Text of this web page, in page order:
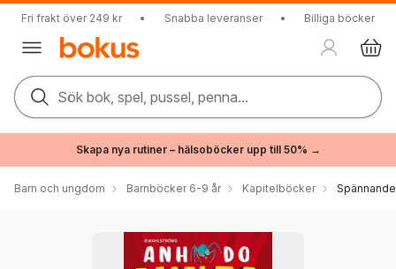
Fri frakt över 249 kr • Snabba leveranser • Billiga böcker
Sök bok, spel, pussel, penna...
Skapa nya rutiner – hälsoböcker upp till 50% →
Barn och ungdom Barnböcker 6-9 år Kapitelböcker